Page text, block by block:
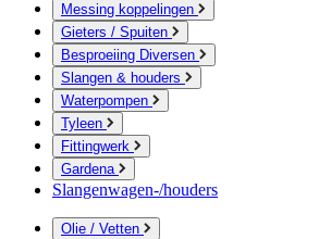
Messing koppelingen
Gieters / Spuiten
Besproeiing Diversen
Slangen & houders
Waterpompen
Tyleen
Fittingwerk
Gardena
Slangenwagen-/houders
Olie / Vetten